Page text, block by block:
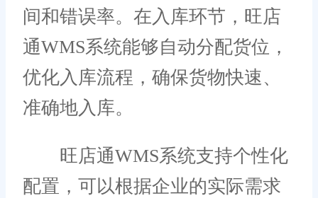
间和错误率。在入库环节，旺店
通WMS系统能够自动分配货位，
优化入库流程，确保货物快速、
准确地入库。
旺店通WMS系统支持个性化
配置，可以根据企业的实际需求